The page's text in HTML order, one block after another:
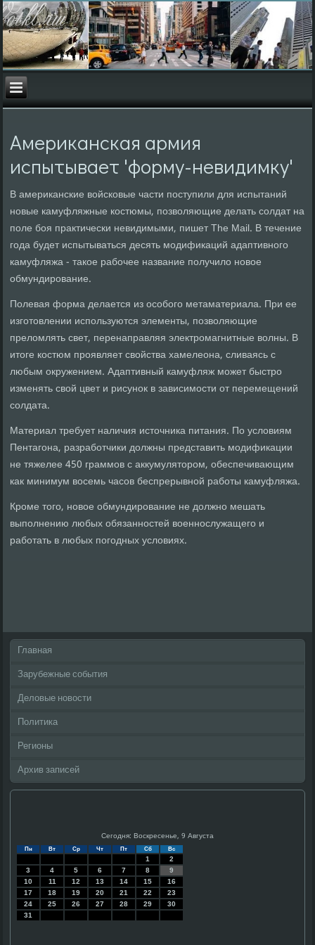
Американская армия
испытывает 'форму-невидимку'
В американские войсковые части поступили для испытаний
новые камуфляжные костюмы, позволяющие делать солдат на
поле боя практически невидимыми, пишет The Mail. В течение
года будет испытываться десять модификаций адаптивного
камуфляжа - такое рабочее название получило новое
обмундирование.
Полевая форма делается из особого метаматериала. При ее
изготовлении используются элементы, позволяющие
преломлять свет, перенаправляя электромагнитные волны. В
итоге костюм проявляет свойства хамелеона, сливаясь с
любым окружением. Адаптивный камуфляж может быстро
изменять свой цвет и рисунок в зависимости от перемещений
солдата.
Материал требует наличия источника питания. По условиям
Пентагона, разработчики должны представить модификации
не тяжелее 450 граммов с аккумулятором, обеспечивающим
как минимум восемь часов беспрерывной работы камуфляжа.
Кроме того, новое обмундирование не должно мешать
выполнению любых обязанностей военнослужащего и
работать в любых погодных условиях.
Главная
Зарубежные события
Деловые новости
Политика
Регионы
Архив записей
Сегодня: Воскресенье, 9 Августа
Пн Вт Ср Чт Пт Сб Вс
1
2
3
4 5 6 7 8
9
10
11 12 13 14 15
16
17
18 19 20 21 22
23
24
25 26 27 28 29
30
31